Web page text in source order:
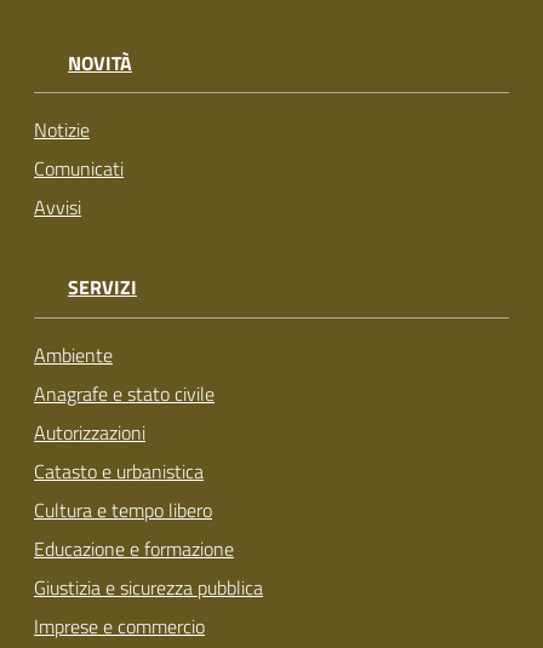
Seguici
su
NOVITÀ
Notizie
Comunicati
Avvisi
SERVIZI
Ambiente
Anagrafe e stato civile
Autorizzazioni
Catasto e urbanistica
Cultura e tempo libero
Educazione e formazione
Giustizia e sicurezza pubblica
Imprese e commercio